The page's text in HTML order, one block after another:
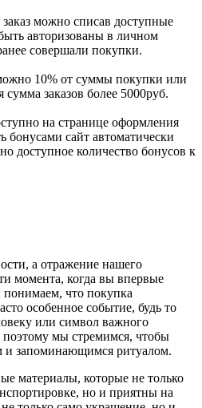
можно списав доступные
авторизованы в личном
совершали покупки.
10% от суммы покупки или
заказов более 5000руб.
на странице оформления
бонусами сайт автоматически
доступное количество бонусов к
а отражение нашего
момента, когда вы впервые
что покупка
особенное событие, будь то
или символ важного
мы стремимся, чтобы
и запоминающимся ритуалом.
материалы, которые не только
но и приятны на